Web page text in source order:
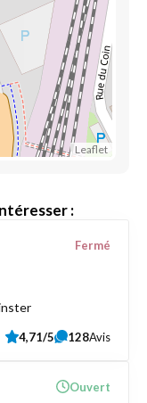
Leaflet
:
Fermé
4,71/5 128Avis
Ouvert